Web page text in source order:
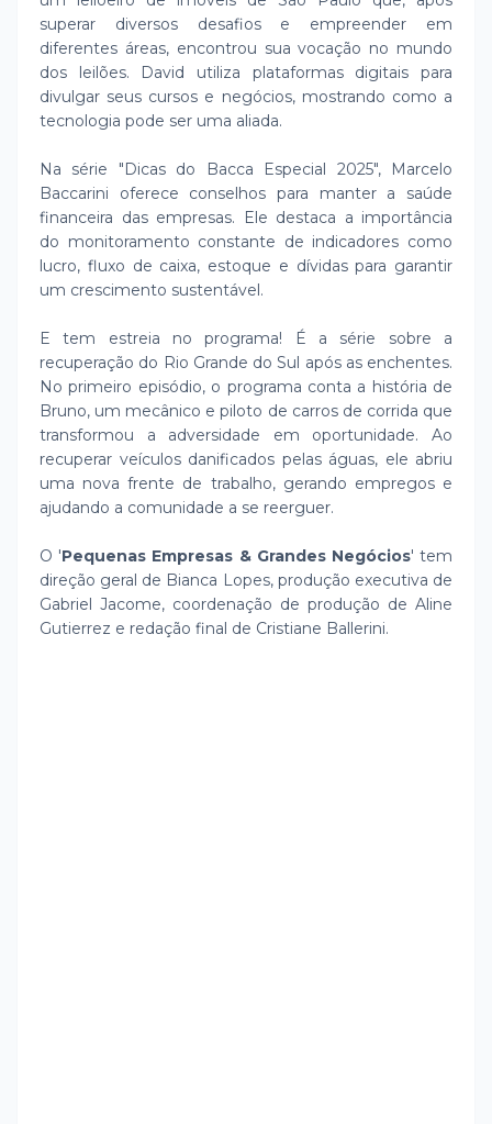
superar diversos desafios e empreender em
diferentes áreas, encontrou sua vocação no mundo
dos leilões. David utiliza plataformas digitais para
divulgar seus cursos e negócios, mostrando como a
tecnologia pode ser uma aliada.
Na série "Dicas do Bacca Especial 2025", Marcelo
Baccarini oferece conselhos para manter a saúde
financeira das empresas. Ele destaca a importância
do monitoramento constante de indicadores como
lucro, fluxo de caixa, estoque e dívidas para garantir
um crescimento sustentável.
E tem estreia no programa! É a série sobre a
recuperação do Rio Grande do Sul após as enchentes.
No primeiro episódio, o programa conta a história de
Bruno, um mecânico e piloto de carros de corrida que
transformou a adversidade em oportunidade. Ao
recuperar veículos danificados pelas águas, ele abriu
uma nova frente de trabalho, gerando empregos e
ajudando a comunidade a se reerguer.
O 'Pequenas Empresas & Grandes Negócios' tem
direção geral de Bianca Lopes, produção executiva de
Gabriel Jacome, coordenação de produção de Aline
Gutierrez e redação final de Cristiane Ballerini.